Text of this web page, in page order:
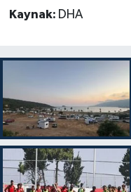
Kaynak: DHA